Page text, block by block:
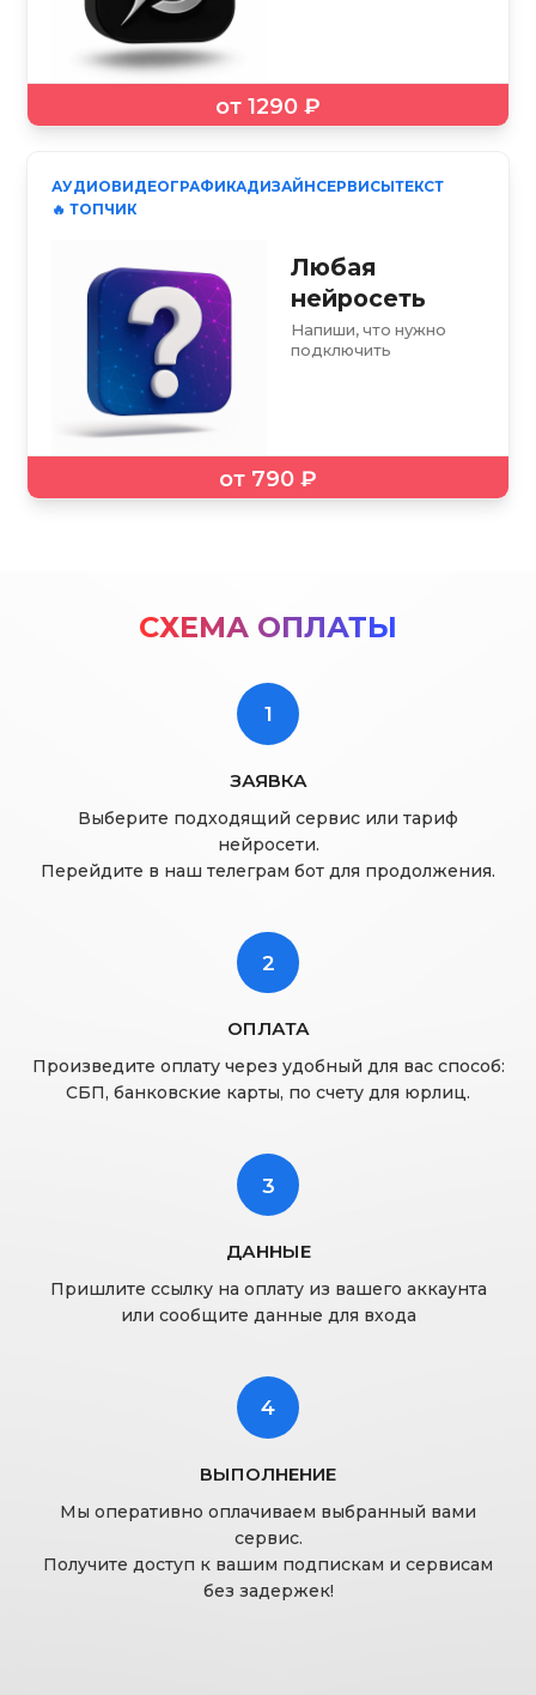
от 1290 ₽
АУДИО ВИДЕО ГРАФИКАДИЗАЙН СЕРВИСЫТЕКСТ
🔥 ТОПЧИК
Любая
нейросеть
Напиши, что нужно
подключить
от 790 ₽
СХЕМА ОПЛАТЫ
1
ЗАЯВКА
Выберите подходящий сервис или тариф
нейросети.
Перейдите в наш телеграм бот для продолжения.
2
ОПЛАТА
Произведите оплату через удобный для вас способ:
СБП, банковские карты, по счету для юрлиц.
3
ДАННЫЕ
Пришлите ссылку на оплату из вашего аккаунта
или сообщите данные для входа
4
ВЫПОЛНЕНИЕ
Мы оперативно оплачиваем выбранный вами
сервис.
Получите доступ к вашим подпискам и сервисам
без задержек!